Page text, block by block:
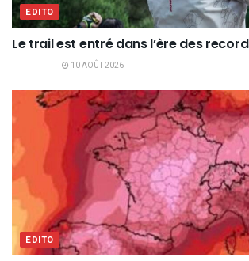
EDITO
Le trail est entré dans l’ère des
10 AOÛT 2026
EDITO